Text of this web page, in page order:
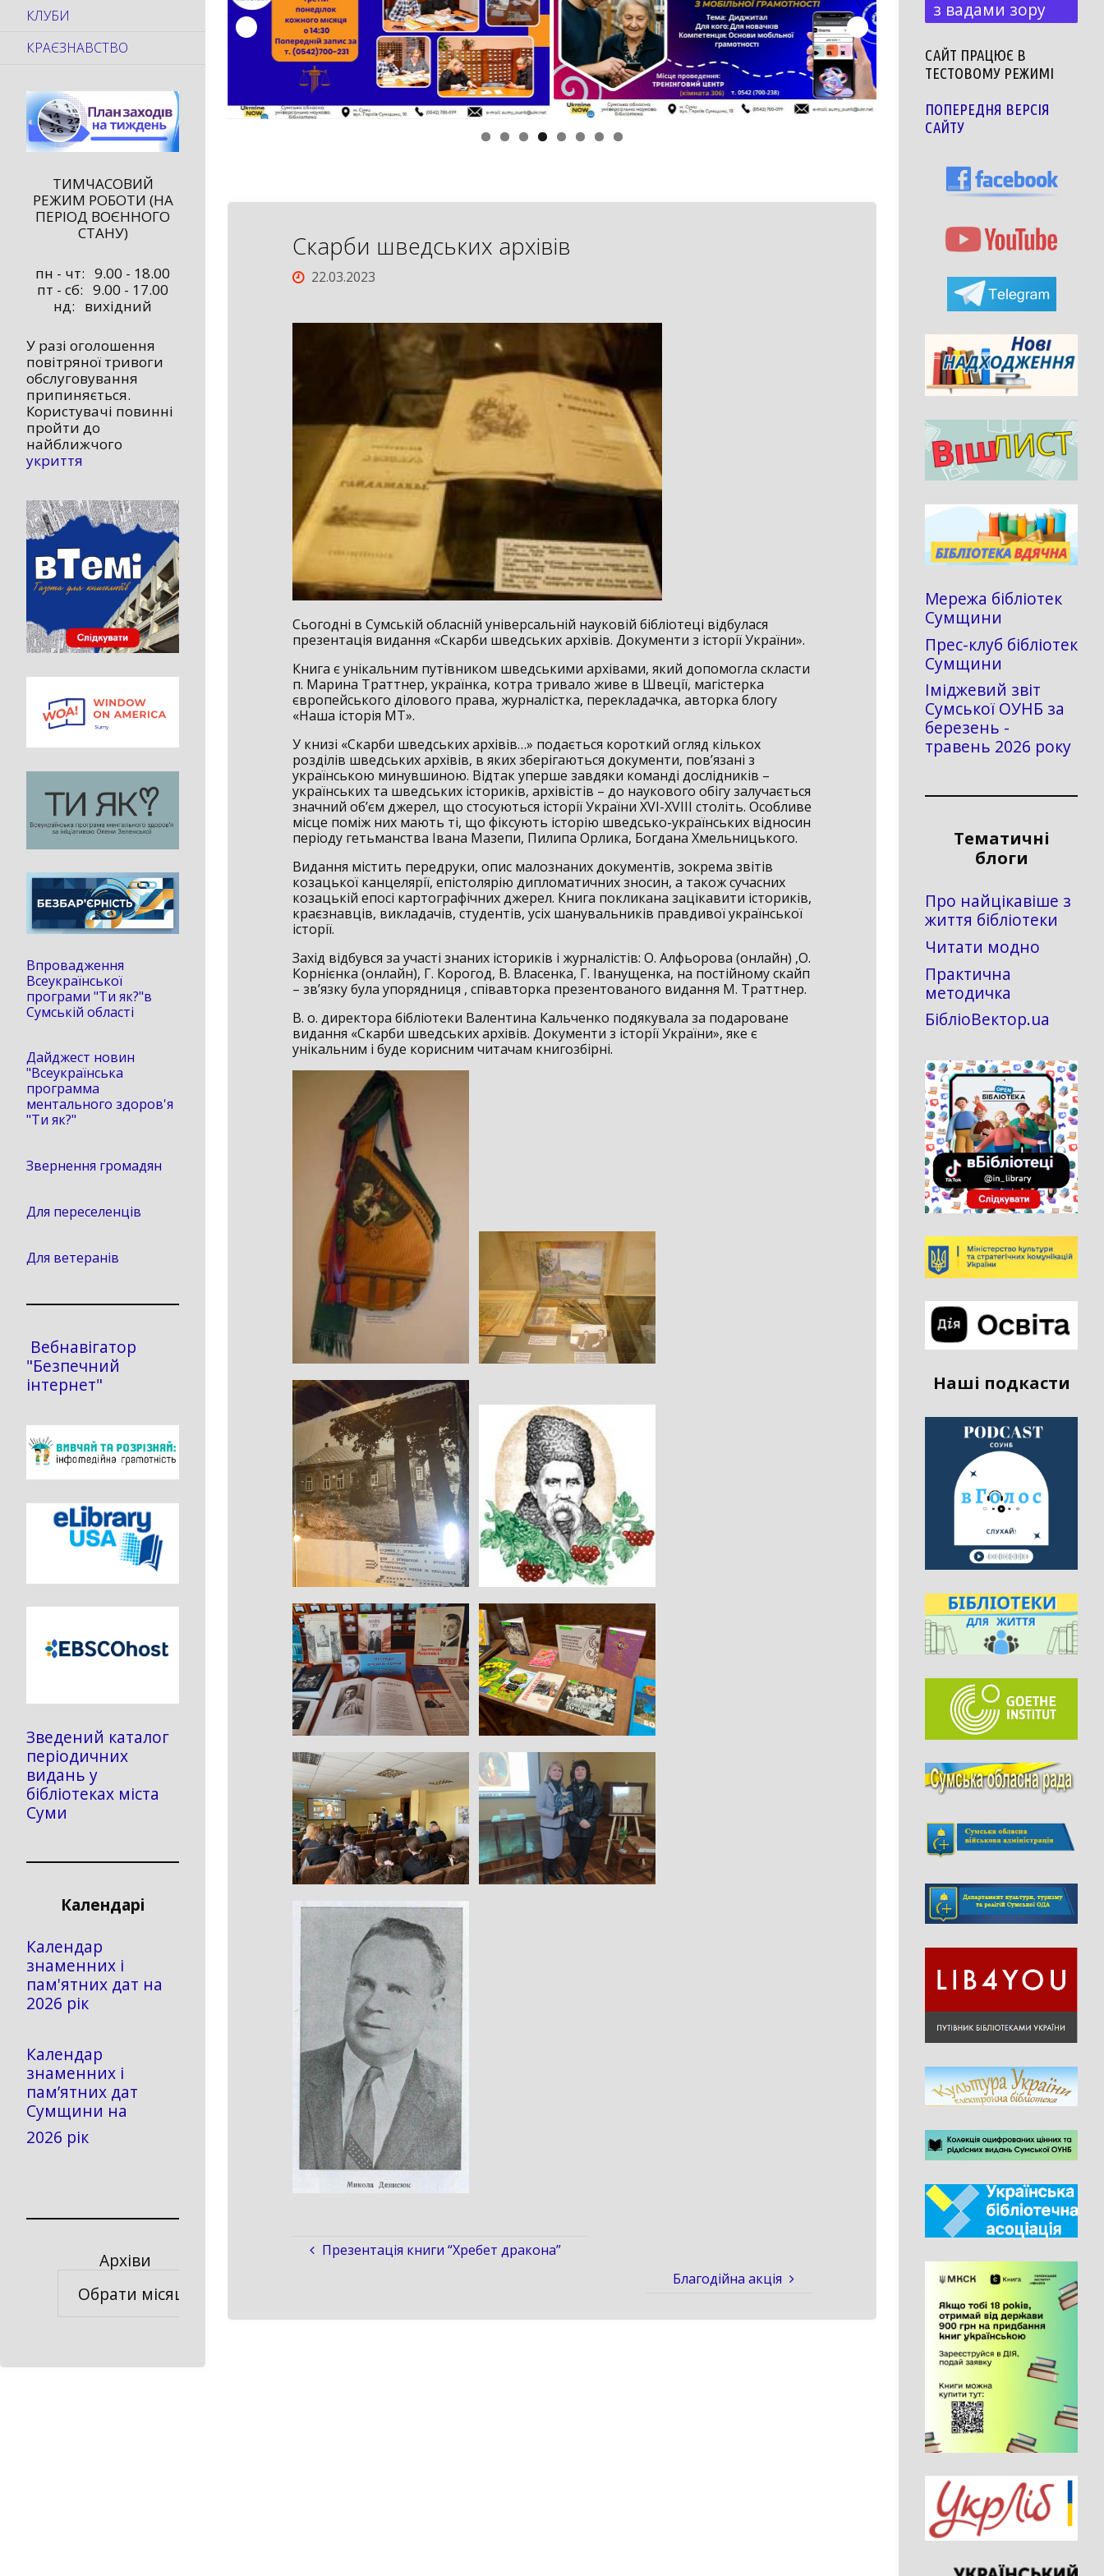
Скарби шведських архівів
22.03.2023
Сьогодні в Сумській обласній універсальній науковій бібліотеці відбулася
презентація видання «Скарби шведських архівів. Документи з історії України».
Книга є унікальним путівником шведськими архівами, який допомогла скласти
п. Марина Траттнер, українка, котра тривало живе в Швеції, магістерка
європейського ділового права, журналістка, перекладачка, авторка блогу
«Наша історія МТ».
У книзі «Скарби шведських архівів…» подається короткий огляд кількох
розділів шведських архівів, в яких зберігаються документи, пов’язані з
українською минувшиною. Відтак уперше завдяки команді дослідників –
українських та шведських істориків, архівістів – до наукового обігу залучається
значний об’єм джерел, що стосуються історії України XVI-XVIII століть. Особливе
місце поміж них мають ті, що фіксують історію шведсько-українських відносин
періоду гетьманства Івана Мазепи, Пилипа Орлика, Богдана Хмельницького.
Видання містить передруки, опис малознаних документів, зокрема звітів
козацької канцелярії, епістолярію дипломатичних зносин, а також сучасних
козацькій епосі картографічних джерел. Книга покликана зацікавити істориків,
краєзнавців, викладачів, студентів, усіх шанувальників правдивої української
історії.
Захід відбувся за участі знаних істориків і журналістів: О. Алфьорова (онлайн) ,О.
Корнієнка (онлайн), Г. Корогод, В. Власенка, Г. Іванущенка, на постійному скайп
– зв’язку була упорядниця , співавторка презентованого видання М. Траттнер.
В. о. директора бібліотеки Валентина Кальченко подякувала за подароване
видання «Скарби шведських архівів. Документи з історії України», яке є
унікальним і буде корисним читачам книгозбірні.
Презентація книги “Хребет дракона”
Благодійна акція
КЛУБИ
КРАЄЗНАВСТВО
ТИМЧАСОВИЙ
РЕЖИМ РОБОТИ (НА
ПЕРІОД ВОЄННОГО
СТАНУ)
пн - чт: 9.00 - 18.00
пт - сб: 9.00 - 17.00
нд: вихідний
У разі оголошення
повітряної тривоги
обслуговування
припиняється.
Користувачі повинні
пройти до
найближчого
укриття
Впровадження
Всеукраїнської
програми "Ти як?"в
Сумській області
Дайджест новин
"Всеукраїнська
программа
ментального здоров'я
"Ти як?"
Звернення громадян
Для переселенців
Для ветеранів
Вебнавігатор
"Безпечний
інтернет"
Зведений каталог
періодичних
видань у
бібліотеках міста
Суми
Календарі
Календар
знаменних і
пам'ятних дат на
2026 рік
Календар
знаменних і
пам’ятних дат
Сумщини на
2026 рік
Архіви
з вадами зору
САЙТ ПРАЦЮЄ В
ТЕСТОВОМУ РЕЖИМІ
ПОПЕРЕДНЯ ВЕРСІЯ
САЙТУ
Мережа бібліотек
Сумщини
Прес-клуб бібліотек
Сумщини
Іміджевий звіт
Сумської ОУНБ за
березень -
травень 2026 року
Тематичні
блоги
Про найцікавіше з
життя бібліотеки
Читати модно
Практична
методичка
БібліоВектор.ua
Наші подкасти